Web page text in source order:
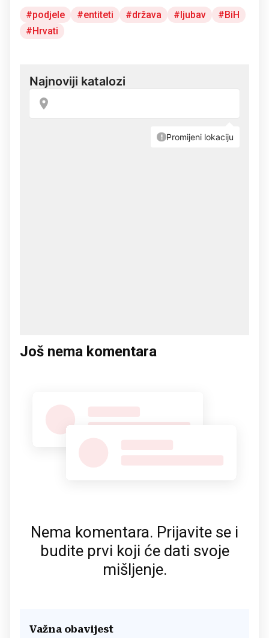
podjele entiteti država ljubav
BiH
Hrvati
Još nema komentara
Nema komentara. Prijavite se i
budite prvi koji će dati svoje
mišljenje.
Važna obavijest